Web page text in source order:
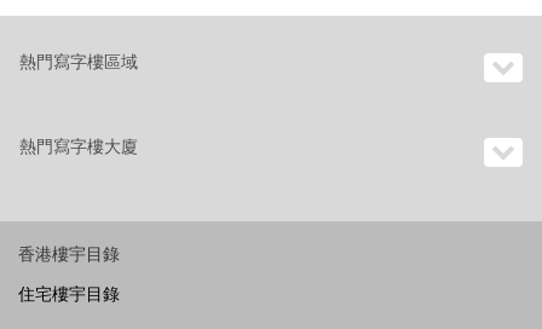
熱門寫字樓區域
熱門寫字樓大廈
香港樓宇目錄
住宅樓宇目錄